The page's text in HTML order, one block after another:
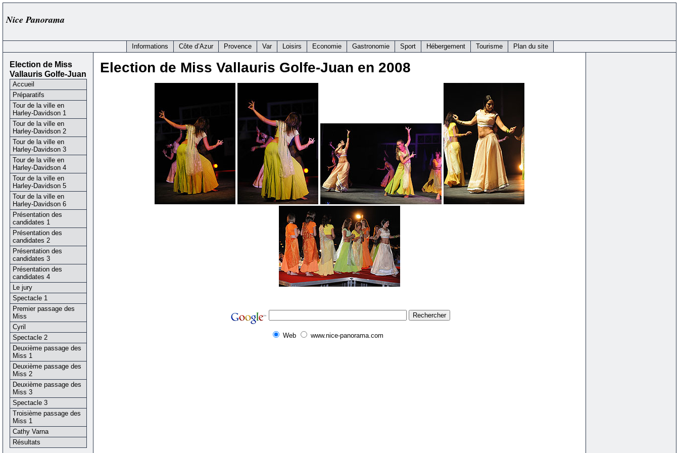
Nice Panorama
Informations Côte d’Azur Provence Var Loisirs Economie Gastronomie Sport Hébergement Tourisme Plan du site
Election de Miss Vallauris Golfe-Juan en 2008
Web www.nice-panorama.com
Election de Miss
Vallauris Golfe-Juan
Accueil
Préparatifs
Tour de la ville en
Harley-Davidson 1
Tour de la ville en
Harley-Davidson 2
Tour de la ville en
Harley-Davidson 3
Tour de la ville en
Harley-Davidson 4
Tour de la ville en
Harley-Davidson 5
Tour de la ville en
Harley-Davidson 6
Présentation des
candidates 1
Présentation des
candidates 2
Présentation des
candidates 3
Présentation des
candidates 4
Le jury
Spectacle 1
Premier passage des
Miss
Cyril
Spectacle 2
Deuxième passage des
Miss 1
Deuxième passage des
Miss 2
Deuxième passage des
Miss 3
Spectacle 3
Troisième passage des
Miss 1
Cathy Varna
Résultats